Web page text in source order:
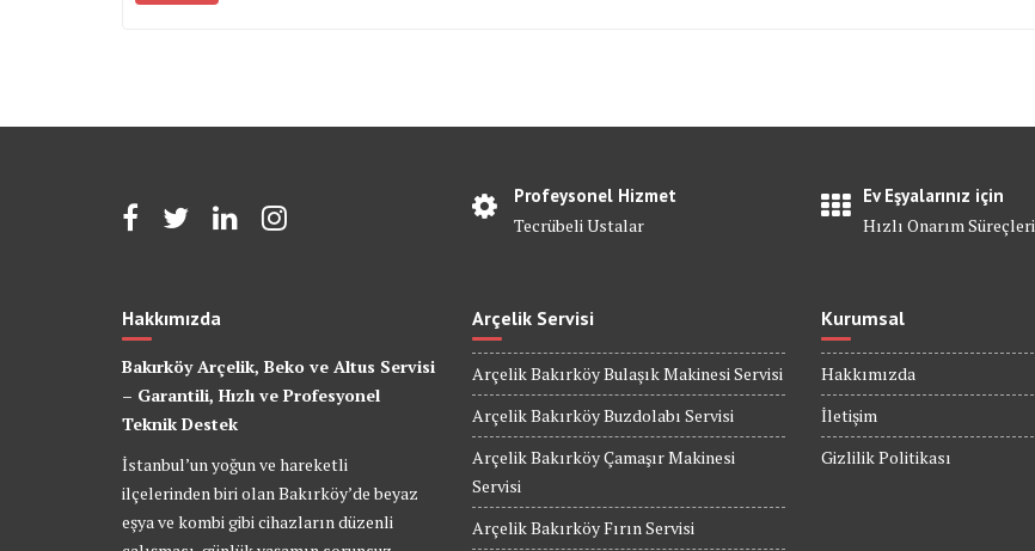
Profeysonel Hizmet
Tecrübeli Ustalar
Ev Eşyalarınız için
Hızlı Onarım Süreçleri
Hakkımızda
Bakırköy Arçelik, Beko ve Altus Servisi
– Garantili, Hızlı ve Profesyonel
Teknik Destek
İstanbul’un yoğun ve hareketli
ilçelerinden biri olan Bakırköy’de beyaz
eşya ve kombi gibi cihazların düzenli
Arçelik Servisi
Arçelik Bakırköy Bulaşık Makinesi Servisi
Arçelik Bakırköy Buzdolabı Servisi
Arçelik Bakırköy Çamaşır Makinesi
Servisi
Arçelik Bakırköy Fırın Servisi
Kurumsal
Hakkımızda
İletişim
Gizlilik Politikası